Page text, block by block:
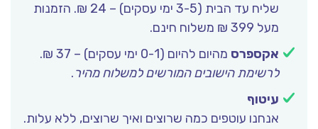
שליח עד הבית (3-5 ימי עסקים) – 24 ₪. הזמנות
מעל 399 ₪ משלוח חינם.
אקספרס מהיום להיום (0-1 ימי עסקים) – 37 ₪.
לרשימת הישובים המורשים למשלוח מהיר.
עיטוף
אנחנו עוטפים כמה שרוצים ואיך שרוצים, ללא עלות.